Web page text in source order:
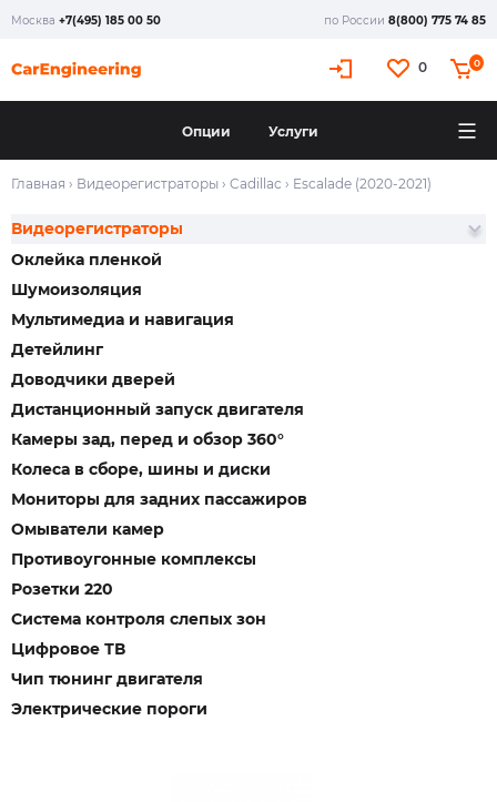
Москва +7(495) 185 00 50 по России 8(800) 775 74 85
0 0
Опции Услуги
Главная › Видеорегистраторы › Cadillac › Escalade (2020-2021)
Оклейка пленкой
Шумоизоляция
Мультимедиа и навигация
Детейлинг
Доводчики дверей
Видеорегистраторы
Дистанционный запуск двигателя
Камеры зад, перед и обзор 360°
Колеса в сборе, шины и диски
Мониторы для задних пассажиров
Омыватели камер
Противоугонные комплексы
Розетки 220
Система контроля слепых зон
Цифровое ТВ
Чип тюнинг двигателя
Электрические пороги